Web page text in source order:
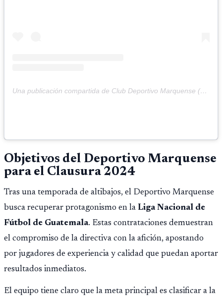
Una publicación compartida de Club Deportivo Marquense (@cdmarquense)
Objetivos del Deportivo Marquense
para el Clausura 2024
Tras una temporada de altibajos, el Deportivo Marquense
busca recuperar protagonismo en la Liga Nacional de
Fútbol de Guatemala. Estas contrataciones demuestran
el compromiso de la directiva con la afición, apostando
por jugadores de experiencia y calidad que puedan aportar
resultados inmediatos.
El equipo tiene claro que la meta principal es clasificar a la